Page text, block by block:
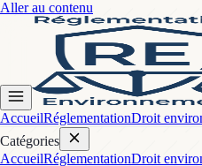
Aller au contenu
AccueilRéglementationDroit
Catégories
AccueilRéglementationDroit